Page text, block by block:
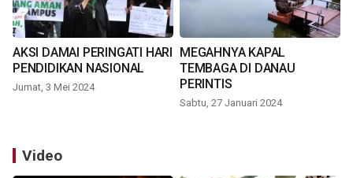
AKSI DAMAI PERINGATI HARI
PENDIDIKAN NASIONAL
Jumat, 3 Mei 2024
MEGAHNYA KAPAL
TEMBAGA DI DANAU
PERINTIS
Sabtu, 27 Januari 2024
Video